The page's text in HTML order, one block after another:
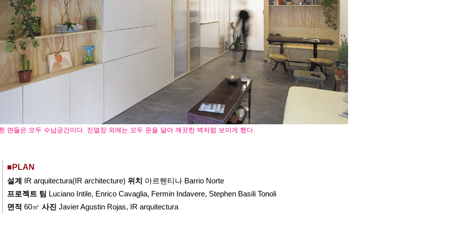
면들은 모두 수납공간이다. 진열장 외에는 모두 문을 달아 깨끗한 벽처럼 보이게 했다.
■PLAN
설계 IR arquitectura(IR architecture) 위치 아르헨티나 Barrio Norte
프로젝트 팀 Luciano Intile, Enrico Cavaglia, Fermin Indavere, Stephen Basili Tonoli
면적 60㎡ 사진 Javier Agustin Rojas, IR arquitectura